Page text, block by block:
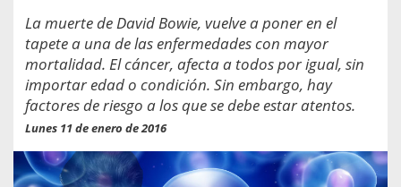
La muerte de David Bowie, vuelve a poner en el
tapete a una de las enfermedades con mayor
mortalidad. El cáncer, afecta a todos por igual, sin
importar edad o condición. Sin embargo, hay
factores de riesgo a los que se debe estar atentos.
Lunes 11 de enero de 2016